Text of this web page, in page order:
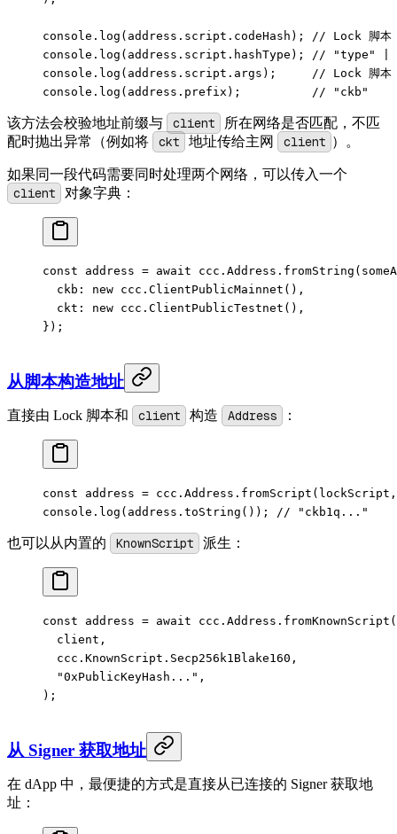
console. log (address.script.codeHash);
// Lock 脚本
console. log (address.script.hashType);
// "type" |
console. log (address.script.args);
// Lock 脚本
console. log (address.prefix); // "ckb"
该方法会校验地址前缀与 client
所在网络是否匹配，不匹
配时抛出异常（例如将
ckt 地址传给主网 client ）。
如果同一段代码需要同时处理两个网络，可以传入一个
client 对象字典：
const address = await ccc.Address. fromString
  ckb:
new ccc. ClientPublicMainnet (),
  ckt:
new ccc. ClientPublicTestnet (),
});
从脚本构造地址
直接由 Lock 脚本和 client 构造 Address ：
const address = ccc.Address. fromScript
console. log (address. toString ()); // "ckb1q..."
也可以从内置的 KnownScript 派生：
const address = await ccc.Address. fromKnownScript (
  client,
  ccc.KnownScript.Secp256k1Blake160,
  "0xPublicKeyHash..."
,
);
从 Signer 获取地址
在 dApp 中，最便捷的方式是直接从已连接的 Signer 获取地
址：